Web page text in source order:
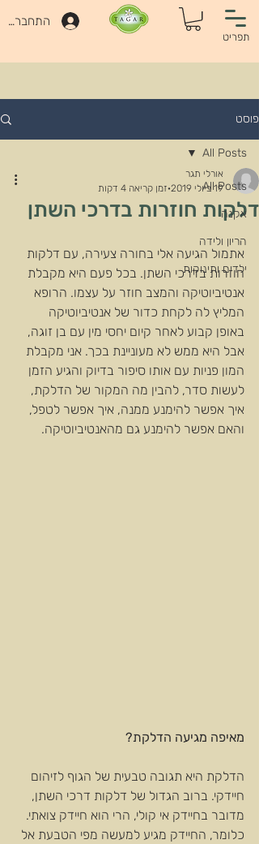
התחברות
תפריט
פוסט
All Posts
אקנה
הריון ולידה
ילדים ותינוקות
All Posts
דלקות חוזרות בדרכי השתן
אורלי תגר
19 ביולי 2019
זמן קריאה 4 דקות
אתמול הגיעה אלי בחורה צעירה, עם דלקות
חוזרות בדרכי השתן. בכל פעם היא מקבלת
אנטיביוטיקה והמצב חוזר על עצמו. הרופא
המליץ לה לקחת כדור של אנטיביוטיקה
באופן קבוע לאחר קיום יחסי מין עם בן זוגה,
אבל היא ממש לא מעוניינת בכך. אני מקבלת
המון פניות עם אותו סיפור בדיוק והגיע הזמן
לעשות סדר, להבין מה המקור של הדלקת,
איך אפשר להימנע ממנה, איך אפשר לטפל,
והאם אפשר להימנע גם מהאנטיביוטיקה.
מאיפה מגיעה הדלקת?
הדלקת היא תגובה טבעית של הגוף לזיהום
חיידקי. ברוב הגדול של דלקות דרכי השתן,
מדובר בחיידק אי קולי, הרי הוא חיידק צואתי.
כלומר, החיידק מגיע למעשה מפי הטבעת אל